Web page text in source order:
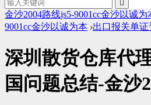
金沙2004路线js5-9001cc金沙以诚为
9001cc金沙以诚为本 ›出口报关单证
深圳散货仓库代
国问题总结-金沙